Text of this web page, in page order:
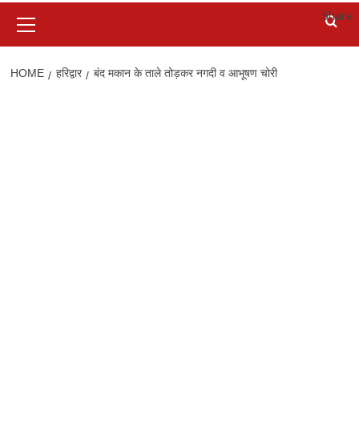
Menu
HOME हरिद्वार बंद मकान के ताले तोड़कर नगदी व आभूषण चोरी
Print
Share